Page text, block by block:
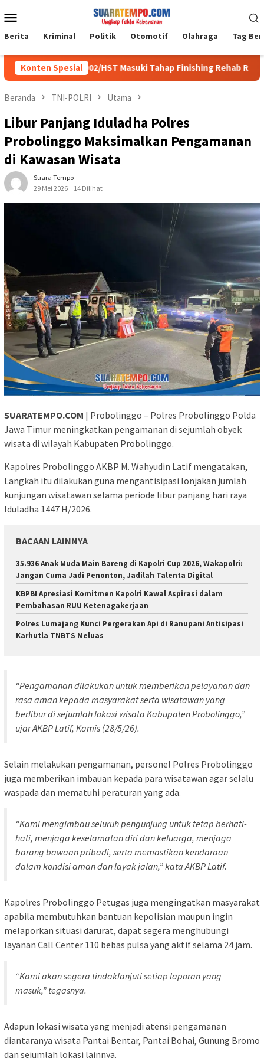
ke
kontenMobile
Berita Kriminal Politik Otomotif Olahraga Tag
Konten Spesial
Kodim 1002/HST Masuki Tahap Finishing Rehab Rumah Warga
Beranda TNI-POLRI Utama
Libur Panjang Iduladha Polres
Probolinggo Maksimalkan Pengamanan
di Kawasan Wisata
Suara Tempo
29 Mei 2026
14 Dilihat
SUARATEMPO.COM | Probolinggo – Polres Probolinggo Polda
Jawa Timur meningkatkan pengamanan di sejumlah obyek
wisata di wilayah Kabupaten Probolinggo.
Kapolres Probolinggo AKBP M. Wahyudin Latif mengatakan,
Langkah itu dilakukan guna mengantisipasi lonjakan jumlah
kunjungan wisatawan selama periode libur panjang hari raya
Iduladha 1447 H/2026.
BACAAN LAINNYA
35.936 Anak Muda Main Bareng di Kapolri Cup 2026, Wakapolri:
Jangan Cuma Jadi Penonton, Jadilah Talenta Digital
KBPBI Apresiasi Komitmen Kapolri Kawal Aspirasi dalam
Pembahasan RUU Ketenagakerjaan
Polres Lumajang Kunci Pergerakan Api di Ranupani Antisipasi
Karhutla TNBTS Meluas
“Pengamanan dilakukan untuk memberikan pelayanan dan
rasa aman kepada masyarakat serta wisatawan yang
berlibur di sejumlah lokasi wisata Kabupaten Probolinggo,”
ujar AKBP Latif, Kamis (28/5/26).
Selain melakukan pengamanan, personel Polres Probolinggo
juga memberikan imbauan kepada para wisatawan agar selalu
waspada dan mematuhi peraturan yang ada.
“Kami mengimbau seluruh pengunjung untuk tetap berhati-
hati, menjaga keselamatan diri dan keluarga, menjaga
barang bawaan pribadi, serta memastikan kendaraan
dalam kondisi aman dan layak jalan,” kata AKBP Latif.
Kapolres Probolinggo Petugas juga mengingatkan masyarakat
apabila membutuhkan bantuan kepolisian maupun ingin
melaporkan situasi darurat, dapat segera menghubungi
layanan Call Center 110 bebas pulsa yang aktif selama 24 jam.
“Kami akan segera tindaklanjuti setiap laporan yang
masuk,” tegasnya.
Adapun lokasi wisata yang menjadi atensi pengamanan
diantaranya wisata Pantai Bentar, Pantai Bohai, Gunung Bromo
dan sejumlah lokasi lainnya.